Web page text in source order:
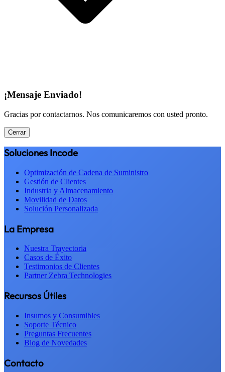
¡Mensaje Enviado!
Gracias por contactarnos. Nos comunicaremos con usted pronto.
Cerrar
Soluciones Incode
Optimización de Cadena de Suministro
Gestión de Clientes
Industria y Almacenamiento
Movilidad de Datos
Solución Personalizada
La Empresa
Nuestra Trayectoria
Casos de Éxito
Testimonios de Clientes
Partner Zebra Technologies
Recursos Útiles
Insumos y Consumibles
Soporte Técnico
Preguntas Frecuentes
Blog de Novedades
Contacto